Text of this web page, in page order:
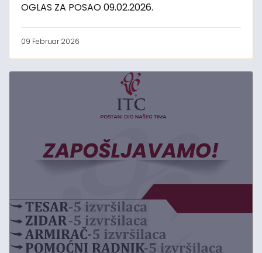
OGLAS ZA POSAO 09.02.2026.
09 Februar 2026